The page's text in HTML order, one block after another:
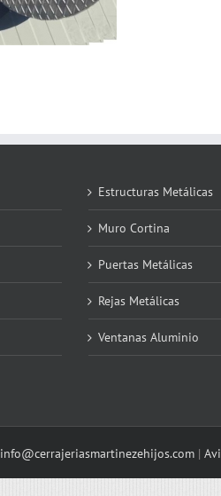
Estructuras Metálicas
Muro Cortina
Puertas Metálicas
Rejas Metálicas
Ventanas Aluminio
info@cerrajeriasmartinezehijos.com |